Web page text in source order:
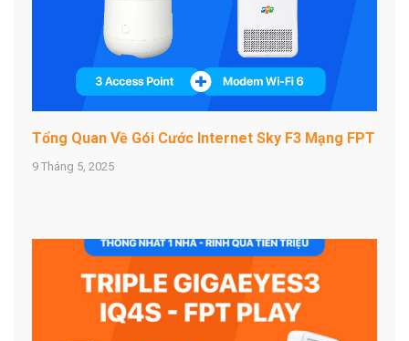
Tổng Quan Về Gói Cước Internet Sky F3 Mạng FPT
9 Tháng 5, 2025